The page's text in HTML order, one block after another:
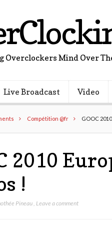
Overclockers Mind Over
Live Broadcast Video
Compétition @fr GOOC
2010
!
Pineau Leave a comment